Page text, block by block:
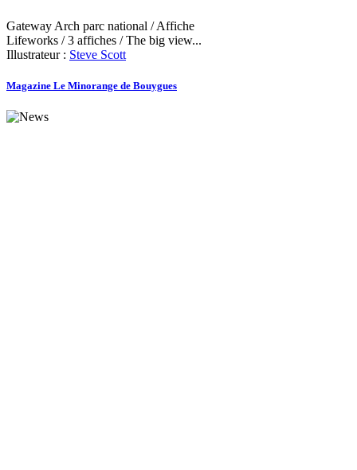
Gateway Arch parc national / Affiche
Lifeworks / 3 affiches / The big view...
Illustrateur : Steve Scott
Magazine Le Minorange de Bouygues